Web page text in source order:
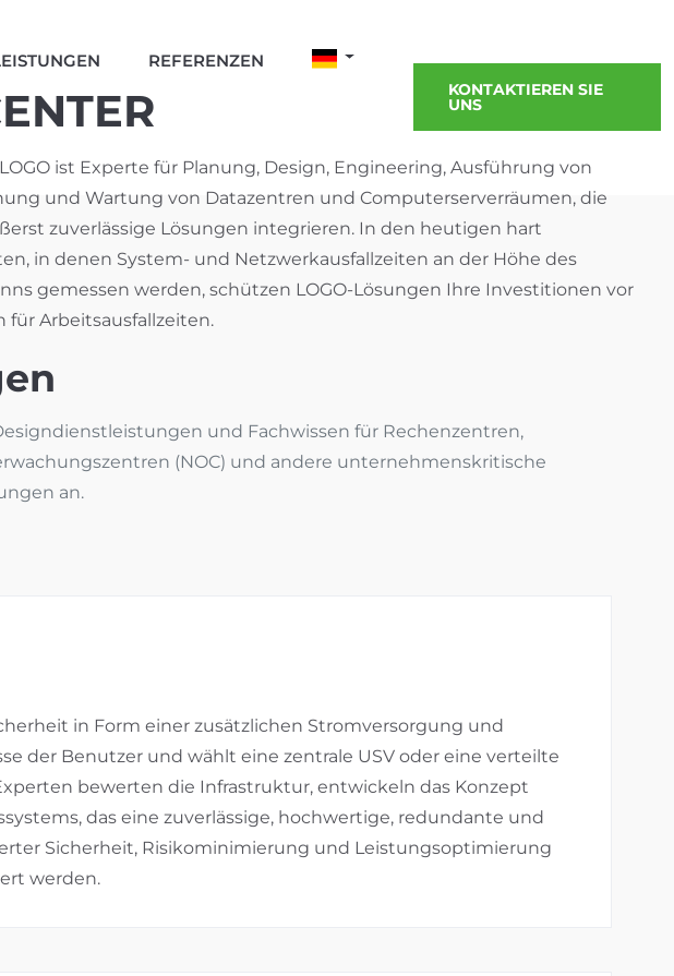
REFERENZEN
KONTAKTIEREN SIE
UNS
ist Experte für Planung, Design, Engineering, Ausführung von
und Wartung von Datazentren und Computerserverräumen, die
zuverlässige Lösungen integrieren. In den heutigen hart
in denen System- und Netzwerkausfallzeiten an der Höhe des
gemessen werden, schützen LOGO-Lösungen Ihre Investitionen vor
für Arbeitsausfallzeiten.
und Fachwissen für Rechenzentren,
(NOC) und andere unternehmenskritische
an.
in Form einer zusätzlichen Stromversorgung und
der Benutzer und wählt eine zentrale USV oder eine verteilte
bewerten die Infrastruktur, entwickeln das Konzept
das eine zuverlässige, hochwertige, redundante und
Sicherheit, Risikominimierung und Leistungsoptimierung
werden.